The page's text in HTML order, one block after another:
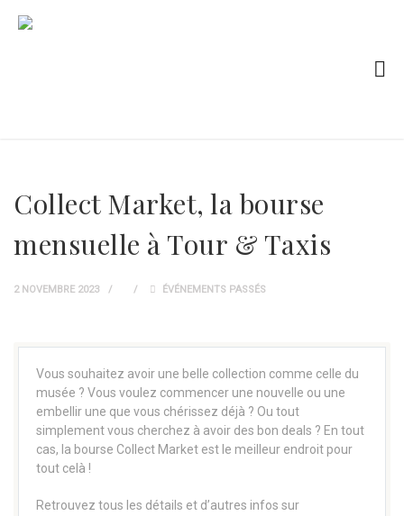
Collect Market, la bourse
mensuelle à Tour & Taxis
2 NOVEMBRE 2023 ÉVÉNEMENTS PASSÉS
Vous souhaitez avoir une belle collection comme celle du
musée ? Vous voulez commencer une nouvelle ou une
embellir une que vous chérissez déjà ? Ou tout
simplement vous cherchez à avoir des bon deals ? En tout
cas, la bourse Collect Market est le meilleur endroit pour
tout celà !
Retrouvez tous les détails et d’autres infos sur